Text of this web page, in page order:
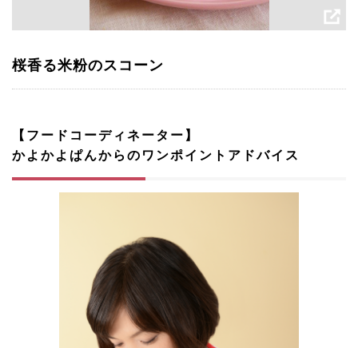
桜香る米粉のスコーン
【フードコーディネーター】
かよかよぱんからのワンポイントアドバイス